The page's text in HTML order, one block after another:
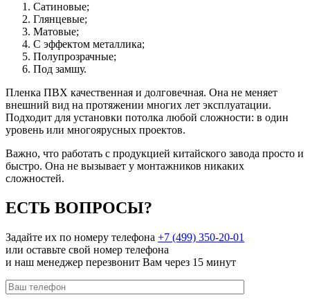
Сатиновые;
Глянцевые;
Матовые;
С эффектом металлика;
Полупрозрачные;
Под замшу.
Пленка ПВХ качественная и долговечная. Она не меняет
внешний вид на протяжении многих лет эксплуатации.
Подходит для установки потолка любой сложности: в один
уровень или многоярусных проектов.
Важно, что работать с продукцией китайского завода просто и
быстро. Она не вызывает у монтажников никаких
сложностей.
ЕСТЬ ВОПРОСЫ?
Задайте их по номеру телефона +7 (499) 350-20-01
или оставьте свой номер телефона
и наш менеджер перезвонит Вам через 15 минут